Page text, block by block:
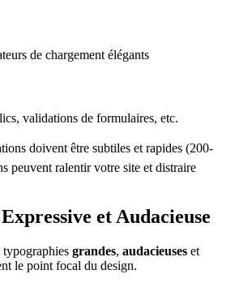
de chargement élégants
validations de formulaires, etc.
doivent être subtiles et rapides (200-
peuvent ralentir votre site et distraire
et Audacieuse
grandes, audacieuses et
le point focal du design.